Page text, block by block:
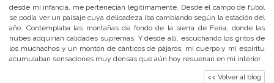
desde mi infancia, me pertenecían legítimamente. Desde el campo de fúbol
se podía ver un paisaje cuya delicadeza iba cambiando según la estación del
año. Contemplaba las montañas de fondo de la sierra de Feria, donde las
nubes adquirían calidades supremas. Y desde allí, escuchando los gritos de
los muchachos y un montón de cánticos de pájaros, mi cuerpo y mi espíritu
acumulaban sensaciones muy densas que aún hoy resuenan en mi interior.
<< Volver al blog